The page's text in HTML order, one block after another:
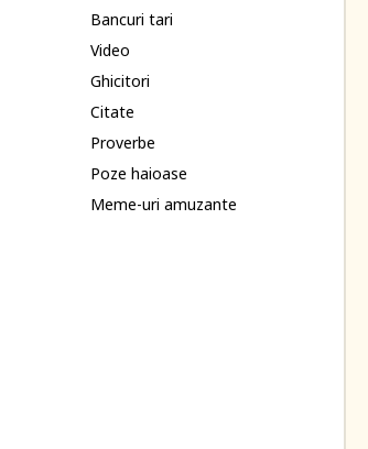
Bancuri tari
Video
Ghicitori
Citate
Proverbe
Poze haioase
Meme-uri amuzante